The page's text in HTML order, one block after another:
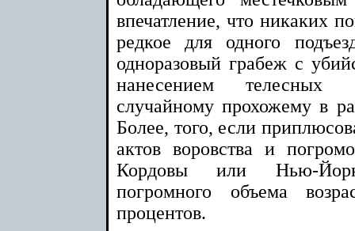
впечатление, что никаких
редкое для одного
одноразовый грабеж с
нанесением телесных
случайному прохожему в
Более, того, если
актов воровства и
Кордовы или Нью-
погромного объема
процентов.